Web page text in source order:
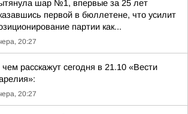
шар №1, впервые за 25 лет
первой в бюллетене, что усилит
партии как...
20:27
расскажут сегодня в 21.10 «Вести
20:27